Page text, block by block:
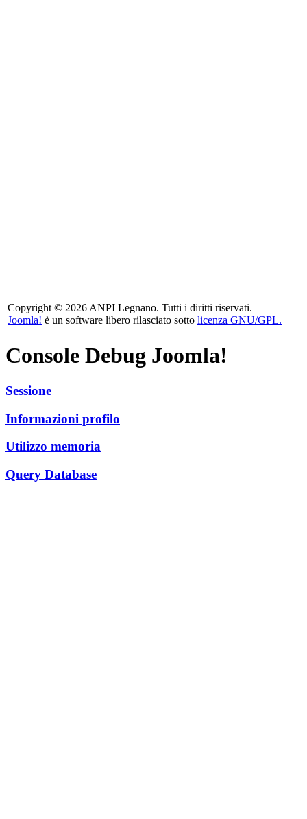
Copyright © 2026 ANPI Legnano. Tutti i diritti riservati.
Joomla! è un software libero rilasciato sotto licenza GNU/GPL.
Console Debug Joomla!
Sessione
Informazioni profilo
Utilizzo memoria
Query Database